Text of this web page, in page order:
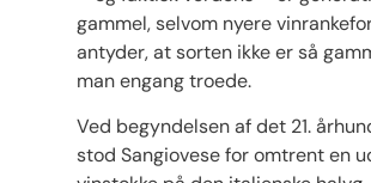
gammel, selvom nyere
antyder, at sorten ikke er så
man engang troede.
Ved begyndelsen af ​​det 21.
stod Sangiovese for omtrent en